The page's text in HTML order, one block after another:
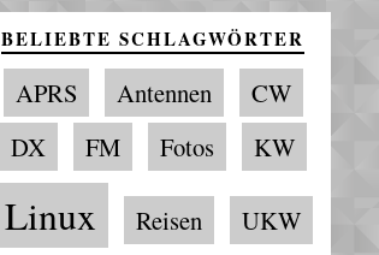
BELIEBTE SCHLAGWÖRTER
APRS Antennen
CW
DX
FM Fotos KW
Linux Reisen
UKW